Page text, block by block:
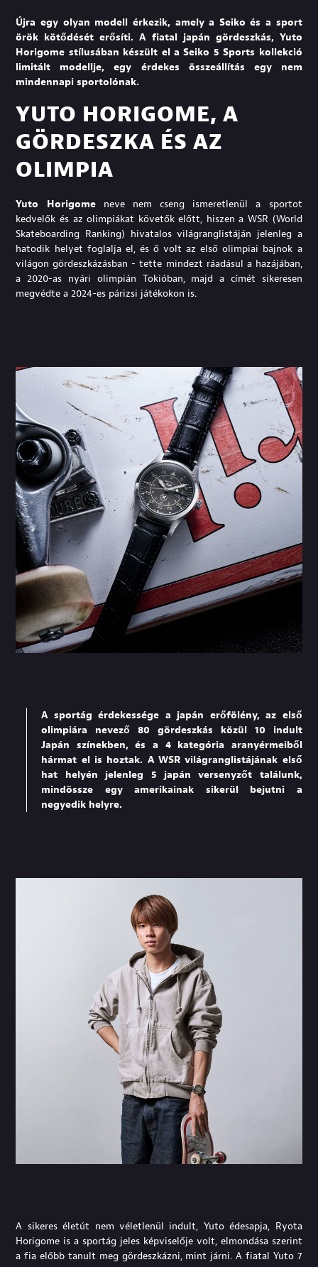
Újra egy olyan modell érkezik, amely a Seiko és a sport
örök kötődését erősíti. A fiatal japán gördeszkás, Yuto
Horigome stílusában készült el a Seiko 5 Sports kollekció
limitált modellje, egy érdekes összeállítás egy nem
mindennapi sportolónak.
YUTO HORIGOME, A
GÖRDESZKA ÉS AZ
OLIMPIA
Yuto Horigomeneve nem cseng ismeretlenül a sportot
kedvelők és az olimpiákat követők előtt, hiszen a WSR (World
Skateboarding Ranking) hivatalos világranglistáján jelenleg a
hatodik helyet foglalja el, és ő volt az első olimpiai bajnok a
világon gördeszkázásban - tette mindezt ráadásul a hazájában,
a 2020-as nyári olimpián Tokióban, majd a címét sikeresen
megvédte a 2024-es párizsi játékokon is.
A sportág érdekessége a japán erőfölény, az első
olimpiára nevező 80 gördeszkás közül 10 indult
Japán színekben, és a 4 kategória aranyérmeiből
hármat el is hoztak. A WSR világranglistájának első
hat helyén jelenleg 5 japán versenyzőt találunk,
mindössze egy amerikainak sikerül bejutni a
negyedik helyre.
A sikeres életút nem véletlenül indult, Yuto édesapja, Ryota
Horigome is a sportág jeles képviselője volt, elmondása szerint
a fia előbb tanult meg gördeszkázni, mint járni. A fiatal Yuto 7